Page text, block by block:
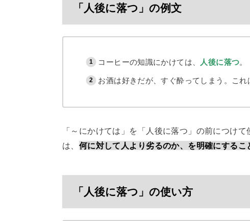
「人後に落つ」の例文
コーヒーの知識にかけては、 人後に落つ。
お酒は好きだが、すぐ酔ってしまう。これ
「～にかけては」を「人後に落つ」の前につけ
は、 何に対して人より劣るのか、を明確にするこ
「人後に落つ」の使い方